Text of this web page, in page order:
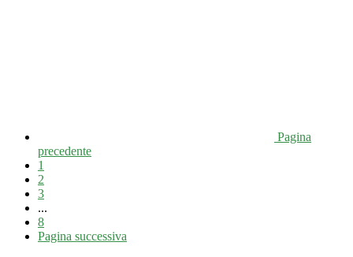
Pagina
precedente
1
2
3
...
8
Pagina successiva